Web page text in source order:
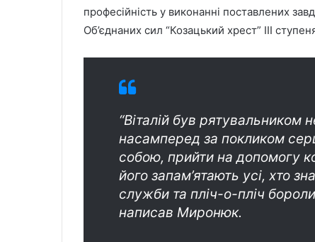
професійність у виконанні поставлених
Об’єднаних сил “Козацький хрест” ІІІ
“Віталій був рятувальником
насамперед за покликом
собою, прийти на допомогу
його запам’ятають усі, хто
служби та пліч-о-пліч
написав Миронюк.